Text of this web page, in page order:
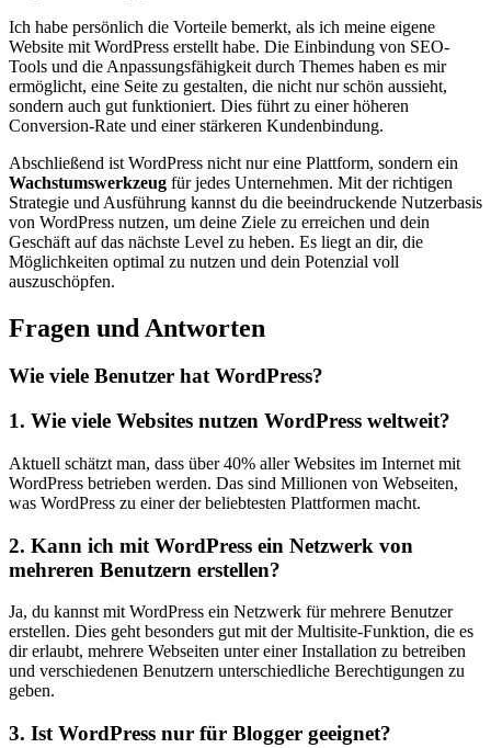
Ich habe‍ persönlich die Vorteile ​bemerkt, ​als ​ich meine eigene
Website mit WordPress erstellt habe. ‍Die Einbindung von SEO-
Tools und die Anpassungsfähigkeit durch Themes haben es mir
ermöglicht, eine⁢ Seite zu gestalten, die nicht nur schön aussieht,
sondern auch gut funktioniert. Dies führt zu​ einer höheren
Conversion-Rate und einer ‍stärkeren ‌Kundenbindung.
Abschließend ist WordPress nicht nur eine Plattform, sondern ein
Wachstumswerkzeug für ⁣jedes Unternehmen. Mit der richtigen
Strategie und Ausführung kannst du die beeindruckende Nutzerbasis
von WordPress nutzen, um deine Ziele zu‍ erreichen und dein
Geschäft ‍auf das nächste Level zu heben. Es liegt an dir, die
Möglichkeiten optimal zu nutzen ‍und dein Potenzial voll
⁣auszuschöpfen.
Fragen und Antworten
Wie viele Benutzer hat ⁤WordPress?
1. Wie viele Websites nutzen WordPress weltweit?
Aktuell schätzt man, dass über 40%⁣ aller Websites im Internet mit‍
WordPress betrieben⁢ werden. Das sind Millionen von Webseiten,
was WordPress zu einer der beliebtesten Plattformen macht.
2. Kann ich mit WordPress ein Netzwerk von
mehreren Benutzern erstellen?
Ja, du kannst mit WordPress ein Netzwerk für mehrere Benutzer
‌erstellen. Dies geht besonders gut mit der Multisite-Funktion, die es⁣
dir erlaubt, mehrere Webseiten unter einer Installation zu betreiben⁣
und verschiedenen Benutzern unterschiedliche Berechtigungen zu
geben.
3. Ist ‌WordPress nur für ​Blogger⁤ geeignet?